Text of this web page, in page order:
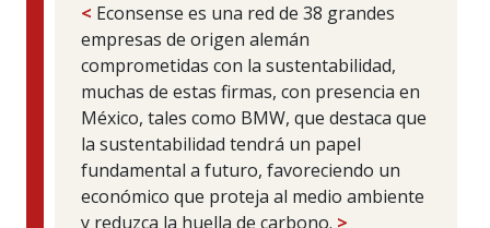
< Econsense es una red de 38 grandes
empresas de origen alemán
comprometidas con la sustentabilidad,
muchas de estas firmas, con presencia en
México, tales como BMW, que destaca que
la sustentabilidad tendrá un papel
fundamental a futuro, favoreciendo un
económico que proteja al medio ambiente
y reduzca la huella de carbono. >